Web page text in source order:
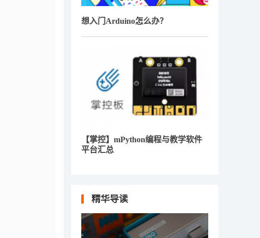
想入门Arduino怎么办？
【掌控】mPython编程与教学软件
平台汇总
精华导读